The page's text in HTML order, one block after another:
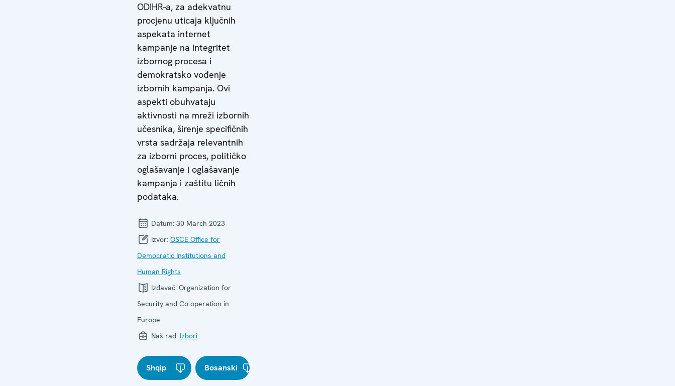
ODIHR-a, za adekvatnu
procjenu uticaja ključnih
aspekata internet
kampanje na integritet
izbornog procesa i
demokratsko vođenje
izbornih kampanja. Ovi
aspekti obuhvataju
aktivnosti na mreži izbornih
učesnika, širenje specifičnih
vrsta sadržaja relevantnih
za izborni proces, političko
oglašavanje i oglašavanje
kampanja i zaštitu ličnih
podataka.
Datum: 30 March 2023
Izvor: OSCE Office for
Democratic Institutions and
Human Rights
Izdavač: Organization for
Security and Co-operation in
Europe
Naš rad: Izbori
Shqip Bosanski